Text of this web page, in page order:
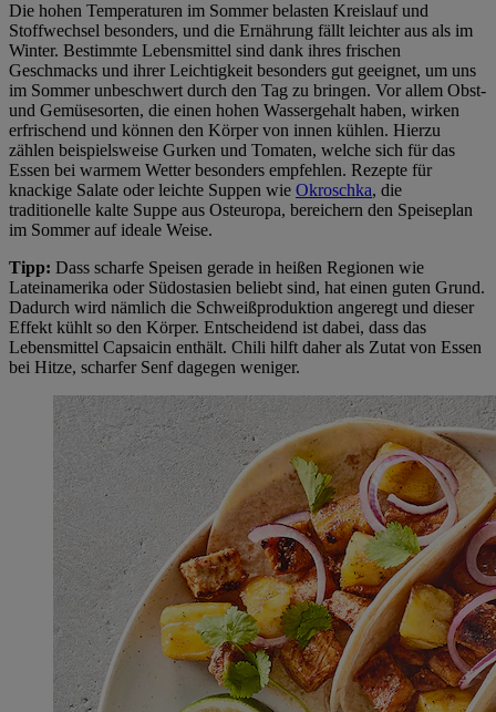
Die hohen Temperaturen im Sommer belasten Kreislauf und
Stoffwechsel besonders, und die Ernährung fällt leichter aus als im
Winter. Bestimmte Lebensmittel sind dank ihres frischen
Geschmacks und ihrer Leichtigkeit besonders gut geeignet, um uns
im Sommer unbeschwert durch den Tag zu bringen. Vor allem Obst-
und Gemüsesorten, die einen hohen Wassergehalt haben, wirken
erfrischend und können den Körper von innen kühlen. Hierzu
zählen beispielsweise Gurken und Tomaten, welche sich für das
Essen bei warmem Wetter besonders empfehlen. Rezepte für
knackige Salate oder leichte Suppen wie Okroschka, die
traditionelle kalte Suppe aus Osteuropa, bereichern den Speiseplan
im Sommer auf ideale Weise.
Tipp: Dass scharfe Speisen gerade in heißen Regionen wie
Lateinamerika oder Südostasien beliebt sind, hat einen guten Grund.
Dadurch wird nämlich die Schweißproduktion angeregt und dieser
Effekt kühlt so den Körper. Entscheidend ist dabei, dass das
Lebensmittel Capsaicin enthält. Chili hilft daher als Zutat von Essen
bei Hitze, scharfer Senf dagegen weniger.